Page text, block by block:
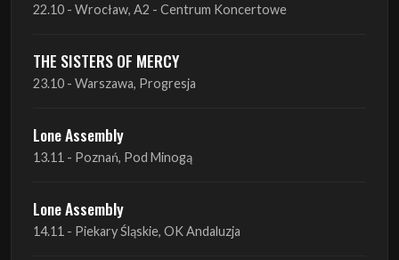
22.10 - Wrocław, A2 - Centrum Koncertowe
THE SISTERS OF MERCY
23.10 - Warszawa, Progresja
Lone Assembly
13.11 - Poznań, Pod Minogą
Lone Assembly
14.11 - Piekary Śląskie, OK Andaluzja